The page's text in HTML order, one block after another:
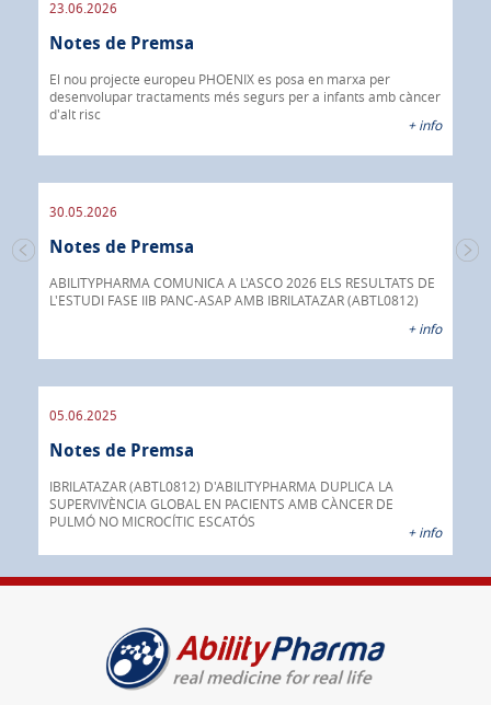
de
23.06.2026
Notes de Premsa
El nou projecte europeu PHOENIX es posa en marxa per
desenvolupar tractaments més segurs per a infants amb càncer
d'alt risc
+ info
30.05.2026
Notes de Premsa
ABILITYPHARMA COMUNICA A L'ASCO 2026 ELS RESULTATS DE
L'ESTUDI FASE IIB PANC-ASAP AMB IBRILATAZAR (ABTL0812)
+ info
05.06.2025
Notes de Premsa
IBRILATAZAR (ABTL0812) D'ABILITYPHARMA DUPLICA LA
SUPERVIVÈNCIA GLOBAL EN PACIENTS AMB CÀNCER DE
PULMÓ NO MICROCÍTIC ESCATÓS
+ info